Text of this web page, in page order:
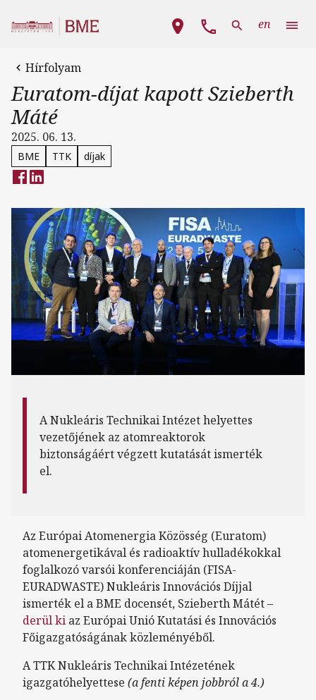
Fő navigáció
en
Hírfolyam
Euratom-díjat kapott Szieberth
Máté
2025. 06. 13.
BME TTK díjak
A Nukleáris Technikai Intézet helyettes
vezetőjének az atomreaktorok
biztonságáért végzett kutatását ismerték
el.
Az Európai Atomenergia Közösség (Euratom)
atomenergetikával és radioaktív hulladékokkal
foglalkozó varsói konferenciáján (FISA-
EURADWASTE) Nukleáris Innovációs Díjjal
ismerték el a BME docensét, Szieberth Mátét –
derül ki az Európai Unió Kutatási és Innovációs
Főigazgatóságának közleményéből.
A TTK Nukleáris Technikai Intézetének
igazgatóhelyettese (a fenti képen jobbról a 4.)